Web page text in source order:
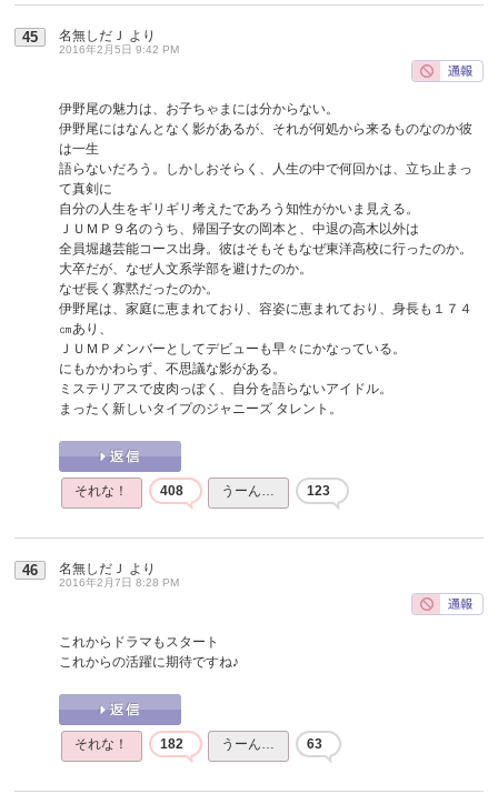
45 名無しだＪ より
2016年2月5日 9:42 PM
伊野尾の魅力は、お子ちゃまには分からない。
伊野尾にはなんとなく影があるが、それが何処から来るものなのか彼
は一生
語らないだろう。しかしおそらく、人生の中で何回かは、立ち止まっ
て真剣に
自分の人生をギリギリ考えたであろう知性がかいま見える。
ＪＵＭＰ９名のうち、帰国子女の岡本と、中退の高木以外は
全員堀越芸能コース出身。彼はそもそもなぜ東洋高校に行ったのか。
大卒だが、なぜ人文系学部を避けたのか。
なぜ長く寡黙だったのか。
伊野尾は、家庭に恵まれており、容姿に恵まれており、身長も１７４
㎝あり、
ＪＵＭＰメンバーとしてデビューも早々にかなっている。
にもかかわらず、不思議な影がある。
ミステリアスで皮肉っぽく、自分を語らないアイドル。
まったく新しいタイプのジャニーズ タレント。
それな！ 408 うーん… 123
46 名無しだＪ より
2016年2月7日 8:28 PM
これからドラマもスタート
これからの活躍に期待ですね♪
それな！ 182 うーん… 63